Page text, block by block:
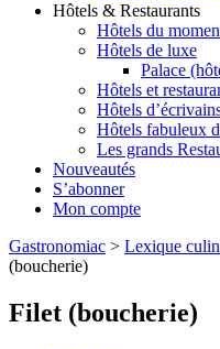
Hôtels & Restaurants
Hôtels du
Hôtels de luxe
Palace
Hôtels et
Hôtels
Hôtels fabuleux
Les grands
Nouveautés
S’abonner
Mon compte
Gastronomiac > Lexique
(boucherie)
Filet (boucherie)